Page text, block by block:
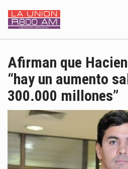
Afirman que
“hay un aumento
300.000 millones”